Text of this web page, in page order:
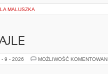
MALUSZKA
- 9 - 2026 MOŻLIWOŚĆ